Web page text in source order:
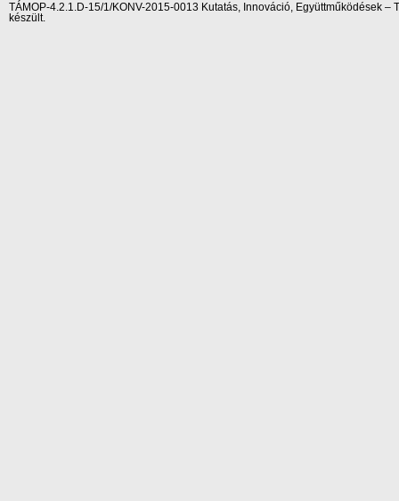
TÁMOP-4.2.1.D-15/1/KONV-2015-0013 Kutatás, Innováció, Együttműködések
készült.